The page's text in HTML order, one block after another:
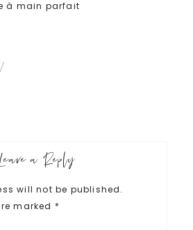
à main parfait
Leave a Reply
will not be published.
marked *